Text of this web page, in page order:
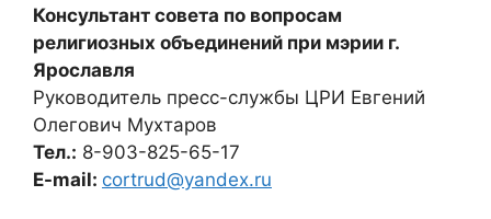
Консультант совета по вопросам
религиозных объединений при мэрии г.
Ярославля
Руководитель пресс-службы ЦРИ Евгений
Олегович Мухтаров
Тел.: 8-903-825-65-17
E-mail: cortrud@yandex.ru